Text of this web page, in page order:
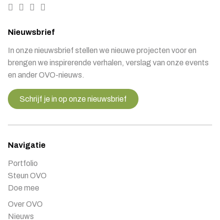
Nieuwsbrief
In onze nieuwsbrief stellen we nieuwe projecten voor en
brengen we inspirerende verhalen, verslag van onze events
en ander OVO-nieuws.
Schrijf je in op onze nieuwsbrief
Navigatie
Portfolio
Steun OVO
Doe mee
Over OVO
Nieuws